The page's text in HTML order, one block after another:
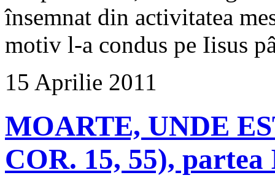
însemnat din activitatea
motiv l-a condus pe Iisus
15 Aprilie 2011
MOARTE, UNDE
COR. 15, 55), partea